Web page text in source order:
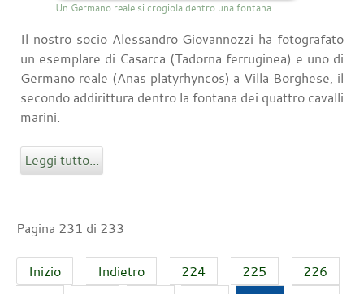
Un Germano reale si crogiola dentro una fontana
Il nostro socio Alessandro Giovannozzi ha fotografato
un esemplare di Casarca (Tadorna ferruginea) e uno di
Germano reale (Anas platyrhyncos) a Villa Borghese, il
secondo addirittura dentro la fontana dei quattro cavalli
marini.
Leggi tutto...
Pagina 231 di 233
Inizio Indietro 224 225
226